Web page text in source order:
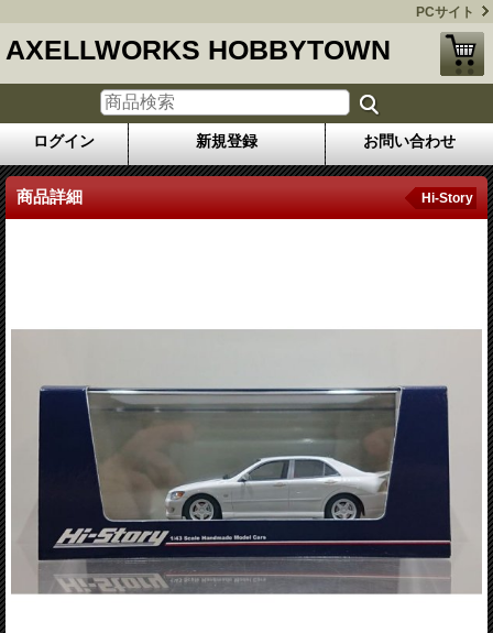
PCサイト
AXELLWORKS HOBBYTOWN
ログイン 新規登録 お問い合わせ
商品詳細 Hi-Story